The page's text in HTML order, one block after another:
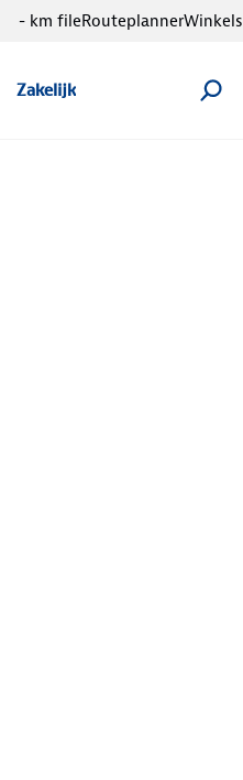
Zakelijk
- km fileRouteplannerWinkels